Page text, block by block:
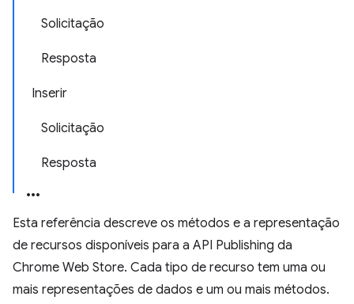
Solicitação
Resposta
Inserir
Solicitação
Resposta
Esta referência descreve os métodos e a representação
de recursos disponíveis para a API Publishing da
Chrome Web Store. Cada tipo de recurso tem uma ou
mais representações de dados e um ou mais métodos.